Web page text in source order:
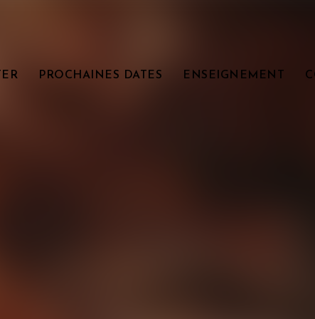
PROCHAINES DATES ENSEIGNEMENT